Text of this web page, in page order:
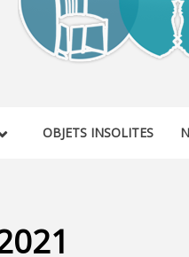
&
OBJETS INSOLITES